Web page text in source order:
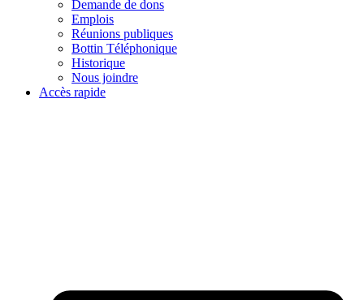
Demande de dons
Emplois
Réunions publiques
Bottin Téléphonique
Historique
Nous joindre
Accès rapide